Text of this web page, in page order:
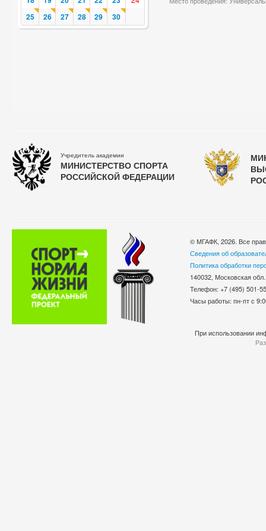
25 26 27 28 29 30
Учредитель академии
МИНИСТЕРСТВО СПОРТА
РОССИЙСКОЙ ФЕДЕРАЦИИ
© МГАФК, 2026. Все
Сведения об
Политика обработки
140032, Московская
Телефон: +7 (495)
Часы работы: пн-пт с
При использовании